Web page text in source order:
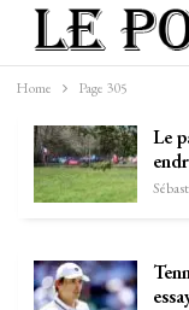
Home Page 305
Le